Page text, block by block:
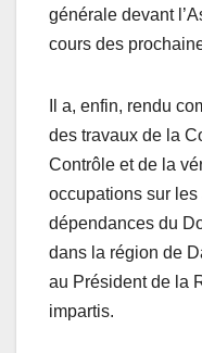
générale devant
cours des
Il a, enfin, rendu
des travaux de la
Contrôle et de la
occupations sur
dépendances du
dans la région de
au Président de la
impartis.